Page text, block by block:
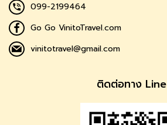
099-2199464
Go Go VinitoTravel.com
vinitotravel@gmail.com
ติดต่อทาง Line